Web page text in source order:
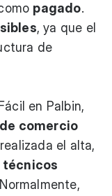
pagado.
, ya que el
de
en Palbin,
comercio
el alta,
técnicos